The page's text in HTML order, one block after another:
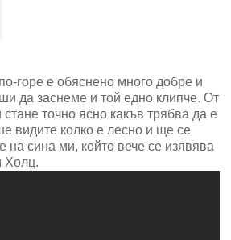
горе е обяснено много добре и
да заснеме и той едно клипче. От
точно ясно какъв трябва да е
видите колко е лесно и ще се
на сина ми, който вече се изявява
Холц.